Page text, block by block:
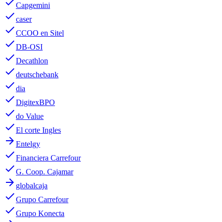
Capgemini
donecaser
doneCCOO en Sitel
doneDB-OSI
doneDecathlon
donedeutschebank
donedia
doneDigitexBPO
donedo Value
doneEl corte Ingles
arrow_forward Entelgy
doneFinanciera Carrefour
doneG. Coop. Cajamar
arrow_forward globalcaja
doneGrupo Carrefour
doneGrupo Konecta